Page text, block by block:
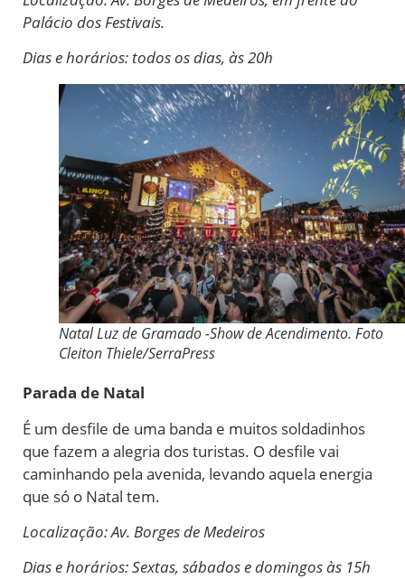
Palácio dos Festivais.
Dias e horários: todos os dias, às 20h
Natal Luz de Gramado -Show de Acendimento. Foto
Cleiton Thiele/SerraPress
Parada de Natal
É um desfile de uma banda e muitos soldadinhos
que fazem a alegria dos turistas. O desfile vai
caminhando pela avenida, levando aquela energia
que só o Natal tem.
Localização: Av. Borges de Medeiros
Dias e horários: Sextas, sábados e domingos às 15h